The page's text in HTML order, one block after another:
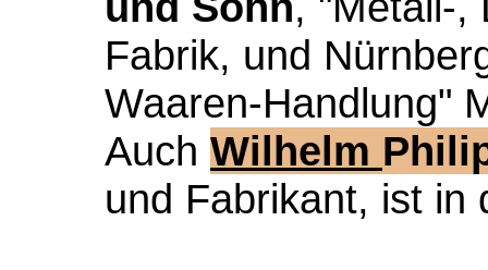
Fabrik, und
Waaren-Handlung"
Auch Wilhelm
und Fabrikant, ist in